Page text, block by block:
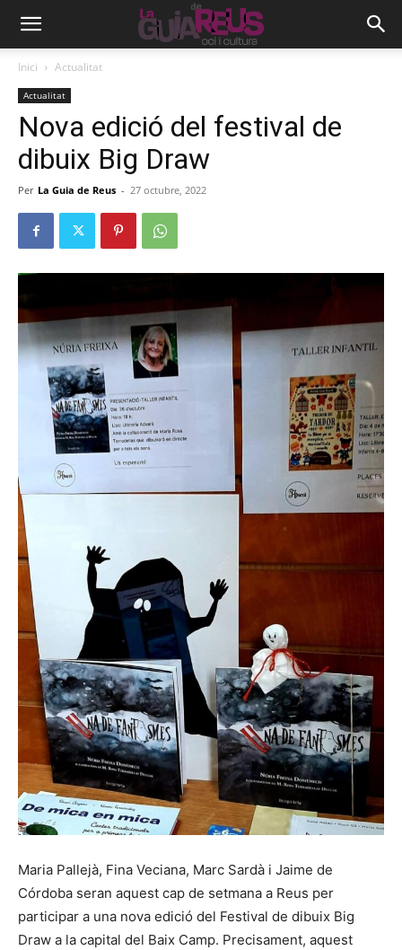
Inici Actualitat
Actualitat
Nova edició del festival de
dibuix Big Draw
Per La Guia de Reus - 27 octubre, 2022
Maria Pallejà, Fina Veciana, Marc Sardà i Jaime de
Córdoba seran aquest cap de setmana a Reus per
participar a una nova edició del Festival de dibuix Big
Draw a la capital del Baix Camp. Precisament, aquest